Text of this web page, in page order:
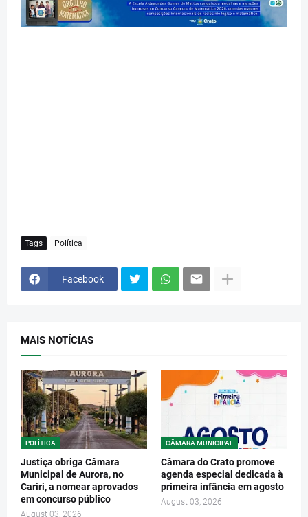
Tags Política
Facebook
MAIS NOTÍCIAS
POLÍTICA
Justiça obriga Câmara
Municipal de Aurora, no
Cariri, a nomear aprovados
em concurso público
August 03, 2026
CÂMARA MUNICIPAL
Câmara do Crato promove
agenda especial dedicada à
primeira infância em agosto
August 03, 2026